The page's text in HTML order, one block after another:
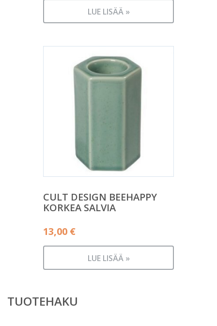
LUE LISÄÄ »
CULT DESIGN BEEHAPPY
KORKEA SALVIA
13,00 €
LUE LISÄÄ »
TUOTEHAKU